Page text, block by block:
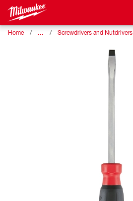
Home … Screwdrivers and Nutdrivers